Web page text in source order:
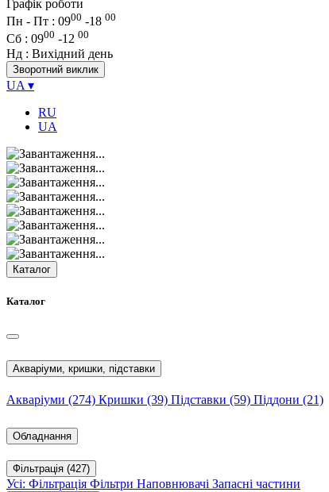
Графік роботи
Пн - Пт : 0900 -18 00
Сб : 0900 -12 00
Нд : Вихідний день
Зворотний виклик
UA ▾
RU
UA
Каталог
Каталог
Акваріуми, кришки, підставки
Акваріуми (274) Кришки (39) Підставки (59) Піддони (21)
Обладнання
Фільтрація (427)
Усі: Фільтрація Фільтри Наповнювачі Запасні частини